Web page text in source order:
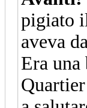
pigiato
aveva
Era una